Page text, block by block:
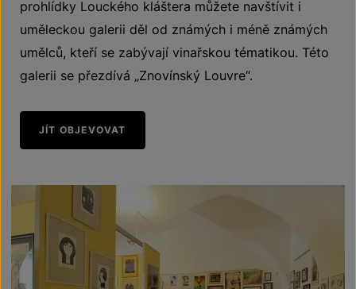
prohlídky Louckého kláštera můžete navštívit i
uměleckou galerii děl od známých i méně známých
umělců, kteří se zabývají vinařskou tématikou. Této
galerii se přezdívá „Znovínský Louvre“.
JÍT OBJEVOVAT